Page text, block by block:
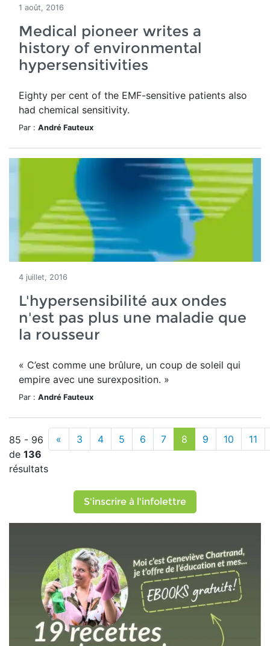
1 août, 2016
Medical pioneer writes a
history of environmental
hypersensitivities
Eighty per cent of the EMF-sensitive patients also
had chemical sensitivity.
Par : André Fauteux
4 juillet, 2016
L'hypersensibilité aux ondes
n'est pas plus une maladie que
la rousseur
« C’est comme une brûlure, un coup de soleil qui
empire avec une surexposition. »
Par : André Fauteux
85 - 96
de 136
résultats
« 3 4 5 6 7 8 9 10 11
S'inscrire à l'infolettre